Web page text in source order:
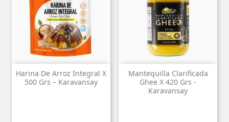
Harina De Arroz Integral X
500 Grs – Karavansay
Mantequilla Clarificada
Ghee X 420 Grs -
Karavansay